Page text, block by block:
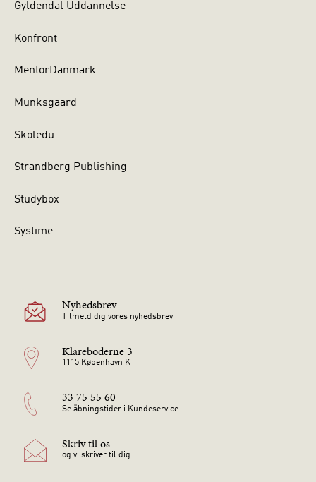
Gyldendal Uddannelse
Konfront
MentorDanmark
Munksgaard
Skoledu
Strandberg Publishing
Studybox
Systime
Nyhedsbrev
Tilmeld dig vores nyhedsbrev
Klareboderne 3
1115 København K
33 75 55 60
Se åbningstider i Kundeservice
Skriv til os
og vi skriver til dig